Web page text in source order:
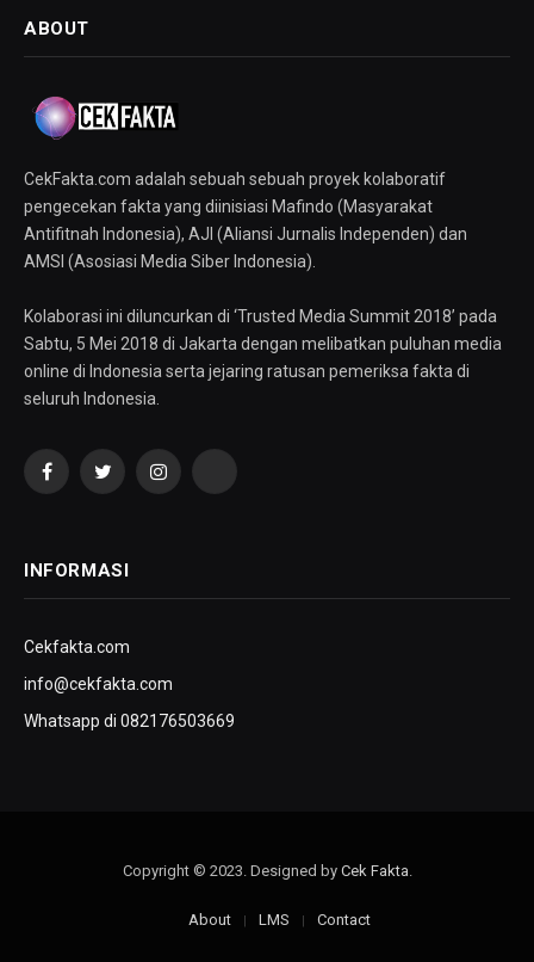
ABOUT
CekFakta.com adalah sebuah sebuah proyek kolaboratif
pengecekan fakta yang diinisiasi Mafindo (Masyarakat
Antifitnah Indonesia), AJI (Aliansi Jurnalis Independen) dan
AMSI (Asosiasi Media Siber Indonesia).
Kolaborasi ini diluncurkan di ‘Trusted Media Summit 2018’ pada
Sabtu, 5 Mei 2018 di Jakarta dengan melibatkan puluhan media
online di Indonesia serta jejaring ratusan pemeriksa fakta di
seluruh Indonesia.
FacebookTwitterInstagramYouTube
INFORMASI
Cekfakta.com
info@cekfakta.com
Whatsapp di 082176503669
Copyright © 2023. Designed by Cek Fakta.
About LMS Contact